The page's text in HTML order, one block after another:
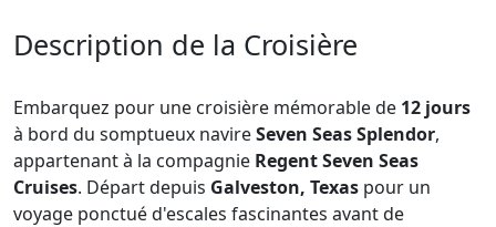
Description de la Croisière
Embarquez pour une croisière mémorable de 12 jours
à bord du somptueux navireSeven Seas Splendor,
appartenant à la compagnie Regent Seven Seas
Cruises. Départ depuis Galveston, Texas pour un
voyage ponctué d'escales fascinantes avant de